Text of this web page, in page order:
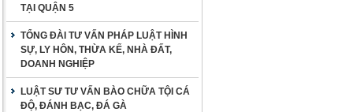
TẠI QUẬN 5
TỔNG ĐÀI TƯ VẤN PHÁP LUẬT HÌNH
SỰ, LY HÔN, THỪA KẾ, NHÀ ĐẤT,
DOANH NGHIỆP
LUẬT SƯ TƯ VẤN BÀO CHỮA TỘI CÁ
ĐỘ, ĐÁNH BẠC, ĐÁ GÀ